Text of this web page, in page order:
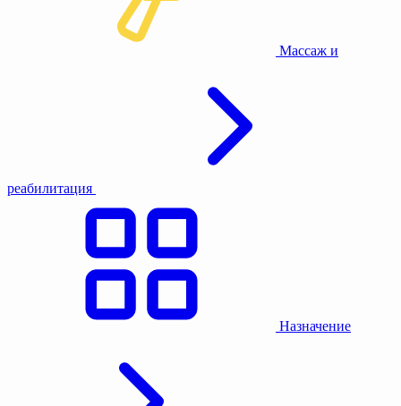
Массаж и
реабилитация
Назначение